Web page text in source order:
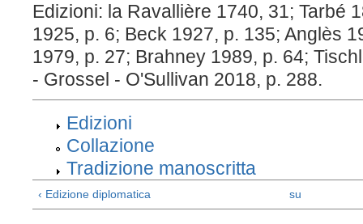
Edizioni: la Ravallière 1740, 31; Tarbé
1925, p. 6; Beck 1927, p. 135; Anglès
1979, p. 27; Brahney 1989, p. 64;
- Grossel - O'Sullivan 2018, p. 288.
Edizioni
Collazione
Tradizione manoscritta
‹ Edizione diplomatica su